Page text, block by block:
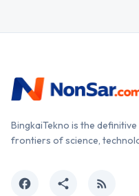
BingkaiTekno is the
frontiers of science,
facebook share rss_feed